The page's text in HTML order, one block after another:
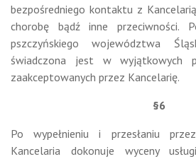
bezpośredniego kontaktu z
chorobę bądź inne przeciwności.
pszczyńskiego województwa
świadczona jest w wyjątkowych
zaakceptowanych przez Kancelarię.
§6
Po wypełnieniu i przesłaniu
Kancelaria dokonuje wyceny